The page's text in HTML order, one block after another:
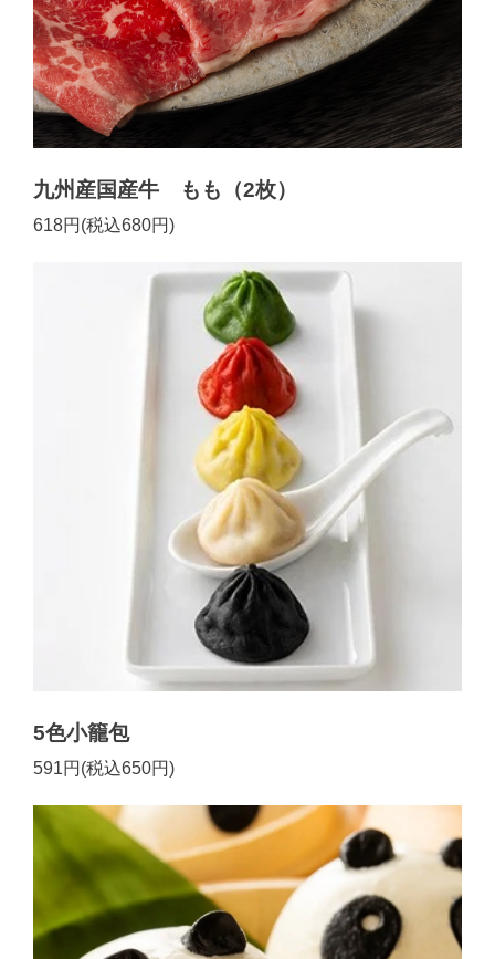
九州産国産牛 もも（2枚）
618円(税込680円)
5色小籠包
591円(税込650円)